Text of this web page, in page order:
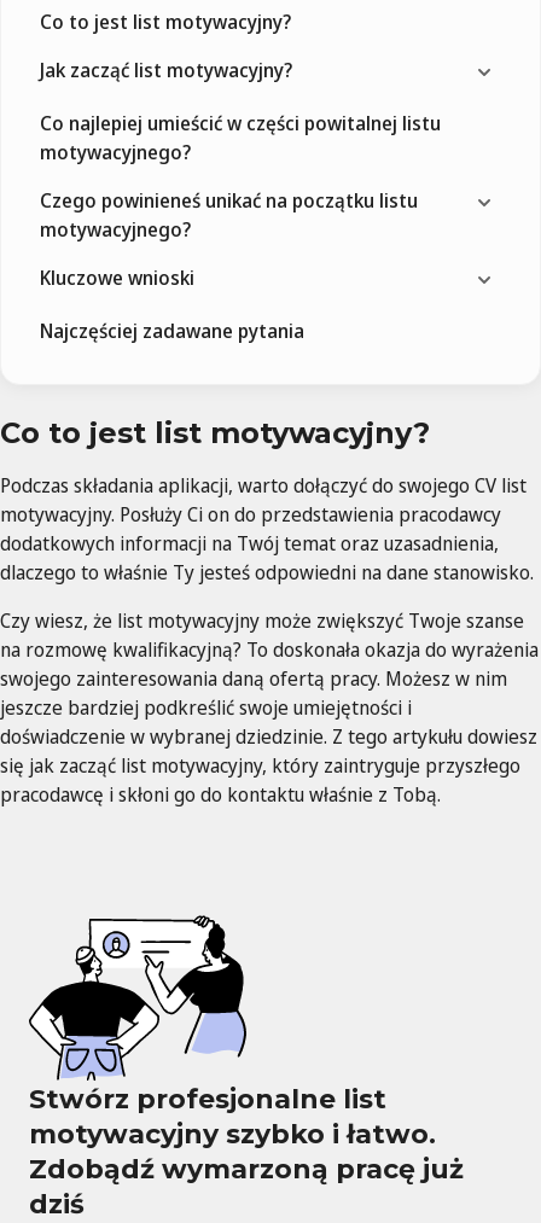
Co to jest list motywacyjny?
Podczas składania aplikacji, warto dołączyć do swojego CV list
motywacyjny. Posłuży Ci on do przedstawienia pracodawcy
dodatkowych informacji na Twój temat oraz uzasadnienia,
dlaczego to właśnie Ty jesteś odpowiedni na dane stanowisko.
Czy wiesz, że list motywacyjny może zwiększyć Twoje szanse
na rozmowę kwalifikacyjną? To doskonała okazja do wyrażenia
swojego zainteresowania daną ofertą pracy. Możesz w nim
jeszcze bardziej podkreślić swoje umiejętności i
doświadczenie w wybranej dziedzinie. Z tego artykułu dowiesz
się jak zacząć list motywacyjny, który zaintryguje przyszłego
pracodawcę i skłoni go do kontaktu właśnie z Tobą.
Stwórz profesjonalne list
motywacyjny szybko i łatwo.
Zdobądź wymarzoną pracę już
dziś
Co to jest list motywacyjny?
Jak zacząć list motywacyjny?
Co najlepiej umieścić w części powitalnej listu
motywacyjnego?
Czego powinieneś unikać na początku listu
motywacyjnego?
Kluczowe wnioski
Najczęściej zadawane pytania